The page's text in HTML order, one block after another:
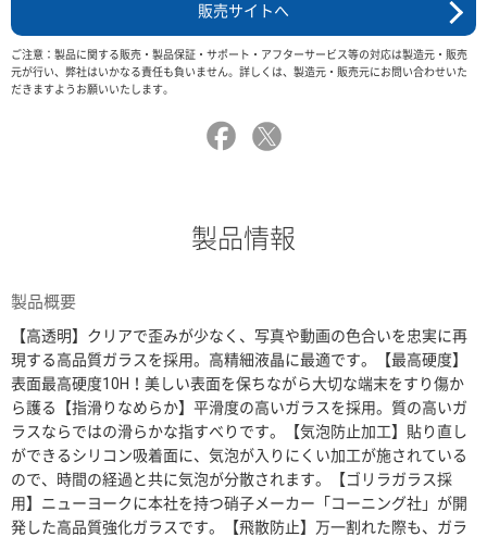
販売サイトへ
ご注意：製品に関する販売・製品保証・サポート・アフターサービス等の対応は製造元・販売
元が行い、弊社はいかなる責任も負いません。詳しくは、製造元・販売元にお問い合わせいた
だきますようお願いいたします。
製品情報
製品概要
【高透明】クリアで歪みが少なく、写真や動画の色合いを忠実に再
現する高品質ガラスを採用。高精細液晶に最適です。【最高硬度】
表面最高硬度10H！美しい表面を保ちながら大切な端末をすり傷か
ら護る【指滑りなめらか】平滑度の高いガラスを採用。質の高いガ
ラスならではの滑らかな指すべりです。【気泡防止加工】貼り直し
ができるシリコン吸着面に、気泡が入りにくい加工が施されている
ので、時間の経過と共に気泡が分散されます。【ゴリラガラス採
用】ニューヨークに本社を持つ硝子メーカー「コーニング社」が開
発した高品質強化ガラスです。【飛散防止】万一割れた際も、ガラ